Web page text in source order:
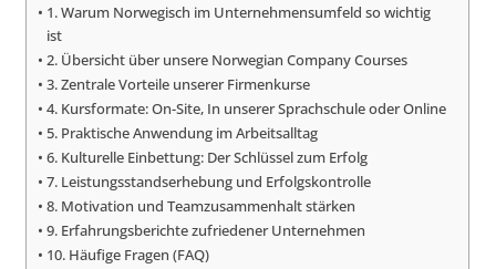
1. Warum Norwegisch im Unternehmensumfeld so wichtig
ist
2. Übersicht über unsere Norwegian Company Courses
3. Zentrale Vorteile unserer Firmenkurse
4. Kursformate: On-Site, In unserer Sprachschule oder Online
5. Praktische Anwendung im Arbeitsalltag
6. Kulturelle Einbettung: Der Schlüssel zum Erfolg
7. Leistungsstandserhebung und Erfolgskontrolle
8. Motivation und Teamzusammenhalt stärken
9. Erfahrungsberichte zufriedener Unternehmen
10. Häufige Fragen (FAQ)